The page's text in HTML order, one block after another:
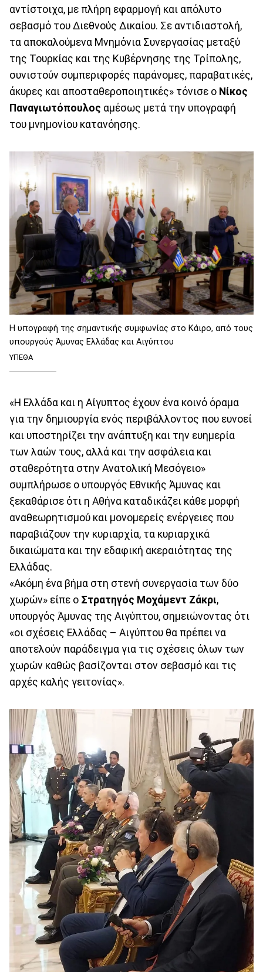
αντίστοιχα, με πλήρη εφαρμογή και απόλυτο
σεβασμό του Διεθνούς Δικαίου. Σε αντιδιαστολή,
τα αποκαλούμενα Μνημόνια Συνεργασίας μεταξύ
της Τουρκίας και της Κυβέρνησης της Τρίπολης,
συνιστούν συμπεριφορές παράνομες, παραβατικές,
άκυρες και αποσταθεροποιητικές» τόνισε ο Νίκος
Παναγιωτόπουλος αμέσως μετά την υπογραφή
του μνημονίου κατανόησης.
Η υπογραφή της σημαντικής συμφωνίας στο Κάιρο, από τους
υπουργούς Άμυνας Ελλάδας και Αιγύπτου
ΥΠΕΘΑ
«Η Ελλάδα και η Αίγυπτος έχουν ένα κοινό όραμα
για την δημιουργία ενός περιβάλλοντος που ευνοεί
και υποστηρίζει την ανάπτυξη και την ευημερία
των λαών τους, αλλά και την ασφάλεια και
σταθερότητα στην Ανατολική Μεσόγειο»
συμπλήρωσε ο υπουργός Εθνικής Άμυνας και
ξεκαθάρισε ότι η Αθήνα καταδικάζει κάθε μορφή
αναθεωρητισμού και μονομερείς ενέργειες που
παραβιάζουν την κυριαρχία, τα κυριαρχικά
δικαιώματα και την εδαφική ακεραιότητας της
Ελλάδας.
«Ακόμη ένα βήμα στη στενή συνεργασία των δύο
χωρών» είπε ο Στρατηγός Μοχάμεντ Ζάκρι,
υπουργός Άμυνας της Αιγύπτου, σημειώνοντας ότι
«οι σχέσεις Ελλάδας – Αιγύπτου θα πρέπει να
αποτελούν παράδειγμα για τις σχέσεις όλων των
χωρών καθώς βασίζονται στον σεβασμό και τις
αρχές καλής γειτονίας».